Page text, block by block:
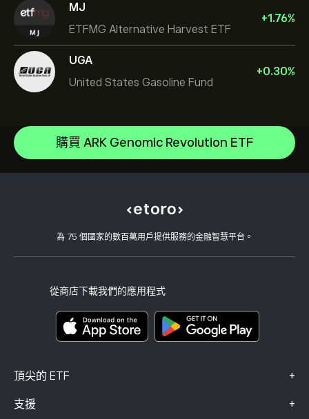
MJ
ETFMG Alternative Harvest ETF
+1.76%
UGA
United States Gasoline Fund
+0.30%
購買 ARK Genomic Revolution ETF
為 75 個國家的數百萬用戶提供服務的金融智慧平台。
從商店下載我們的應用程式
頂尖的 ETF +
iShares Silver Trust
VanEck Vectors Semiconductor ETF
Vanguard FTSE All World High Dividend Yield UCITS ETF
支援 +
如何存款
如何提款
開設帳戶
用戶端漏洞
CopyTrading 如何運作
負責任的交易
為什麼選擇 eToro
我們的辦事處
風險揭露
關鍵資訊文件
投訴資料（FCA 客戶）
投資保險